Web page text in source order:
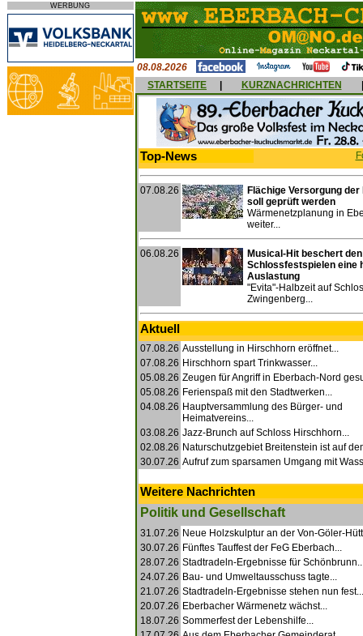
WERBUNG
08.08.2026
STARTSEITE
KURZNACHRICHTEN
Top-News
07.08.26
Flächige Versorgung
soll geprüft werden
Wärmenetzplanung in
weiter...
06.08.26
Musical-Hit beschert den
Schlossfestspielen eine
Auslastung
"Evita"-Halbzeit auf
Zwingenberg...
Aktuell
07.08.26 Ausstellung in Hirschhorn eröffnet...
07.08.26 Hirschhorn spart Trinkwasser...
05.08.26 Zeugen für Angriff in Eberbach-Nord
05.08.26 Ferienspaß mit den Stadtwerken...
04.08.26 Hauptversammlung des Bürger- und
Heimatvereins...
03.08.26 Jazz-Brunch auf Schloss Hirschhorn...
02.08.26 Naturschutzgebiet Breitenstein ist auf
30.07.26 Aufruf zum sparsamen Umgang mit
Weitere Nachrichten
Politik und Gesellschaft
31.07.26 Neue Holzskulptur an der Von-Göler-
30.07.26 Fünftes Tauffest der FeG Eberbach...
28.07.26 Stadtradeln-Ergebnisse für
24.07.26 Bau- und Umweltausschuss tagte...
21.07.26 Stadtradeln-Ergebnisse stehen nun fest...
20.07.26 Eberbacher Wärmenetz wächst...
18.07.26 Sommerfest der Lebenshilfe...